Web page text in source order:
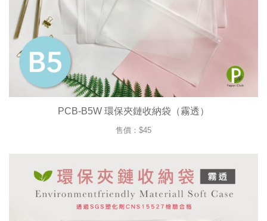
PCB-B5W 環保夾鏈收納袋（霧透）
售價：$45